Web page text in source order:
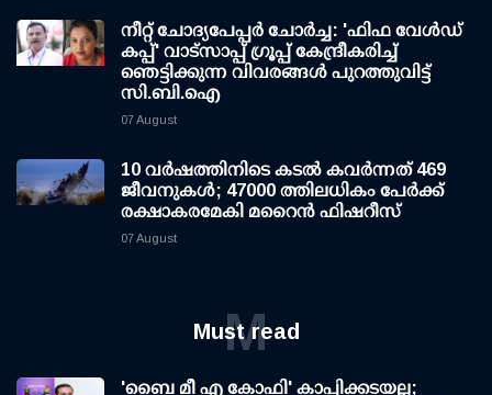
നീറ്റ് ചോദ്യപേപ്പര്‍ ചോര്‍ച്ച: 'ഫിഫ വേള്‍ഡ്
കപ്പ്' വാട്സാപ്പ് ഗ്രൂപ്പ് കേന്ദ്രീകരിച്ച്
ഞെട്ടിക്കുന്ന വിവരങ്ങള്‍ പുറത്തുവിട്ട്
സി.ബി.ഐ
07 August
10 വര്‍ഷത്തിനിടെ കടല്‍ കവര്‍ന്നത് 469
ജീവനുകള്‍; 47000 ത്തിലധികം പേര്‍ക്ക്
രക്ഷാകരമേകി മറൈന്‍ ഫിഷറീസ്
07 August
Must read
M
'ബൈ മീ എ കോഫി' കാപ്പിക്കടയല്ല;